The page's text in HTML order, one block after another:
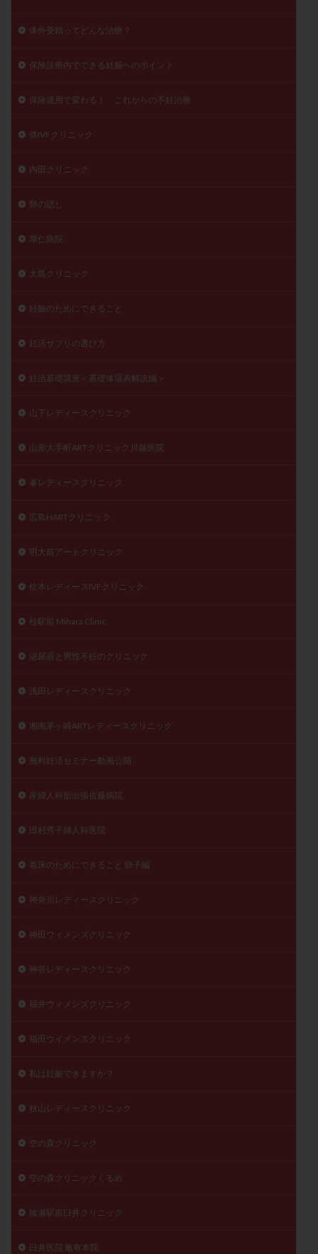
体外受精ってどんな治療？
保険診療内でできる妊娠へのポイント
保険適用で変わる！ これからの不妊治療
俵IVFクリニック
内田クリニック
卵の話し
厚仁病院
大島クリニック
妊娠のためにできること
妊活サプリの選び方
妊活基礎講座＜基礎体温表解説編＞
山下レディースクリニック
山形大手町ARTクリニック川越医院
峯レディースクリニック
広島HARTクリニック
明大前アートクリニック
松本レディースIVFクリニック
桂駅前 Mihara Clinic
泌尿器と男性不妊のクリニック
浅田レディースクリニック
湘南茅ヶ崎ARTレディースクリニック
無料妊活セミナー動画公開
産婦人科舘出張佐藤病院
田村秀子婦人科医院
着床のためにできること 卵子編
神奈川レディースクリニック
神田ウィメンズクリニック
神谷レディースクリニック
福井ウィメンズクリニック
福田ウイメンズクリニック
私は妊娠できますか？
秋山レディースクリニック
空の森クリニック
空の森クリニックくるめ
綾瀬駅前臼井クリニック
臼井医院 亀有本院